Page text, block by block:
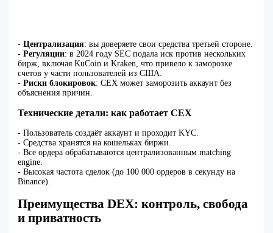
-Централизация: вы доверяете свои средства третьей стороне.
-Регуляции: в 2024 году SEC подала иск против нескольких
бирж, включая KuCoin и Kraken, что привело к заморозке
счетов у части пользователей из США.
-Риски блокировок: CEX может заморозить аккаунт без
объяснения причин.
Технические детали: как работает CEX
- Пользователь создаёт аккаунт и проходит KYC.
- Средства хранятся на кошельках биржи.
- Все ордера обрабатываются централизованным matching
engine.
- Высокая частота сделок (до 100 000 ордеров в секунду на
Binance).
Преимущества DEX: контроль, свобода
и приватность